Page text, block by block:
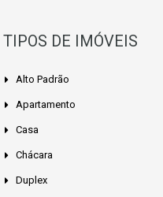
TIPOS DE IMÓVEIS
Alto Padrão
Apartamento
Casa
Chácara
Duplex